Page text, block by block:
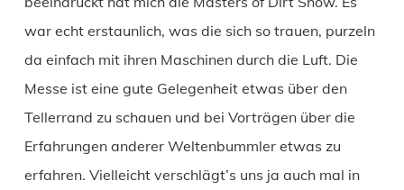
war echt erstaunlich, was die sich so trauen, purzeln
da einfach mit ihren Maschinen durch die Luft. Die
Messe ist eine gute Gelegenheit etwas über den
Tellerrand zu schauen und bei Vorträgen über die
Erfahrungen anderer Weltenbummler etwas zu
erfahren. Vielleicht verschlägt’s uns ja auch mal in